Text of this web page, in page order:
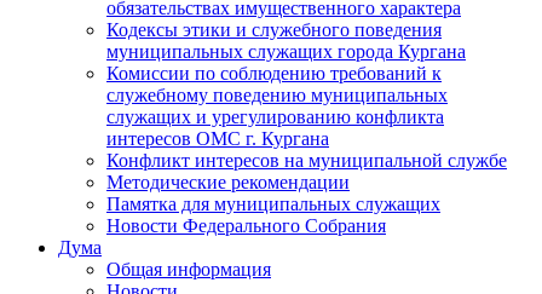
обязательствах имущественного характера
Кодексы этики и служебного поведения
муниципальных служащих города Кургана
Комиссии по соблюдению требований к
служебному поведению муниципальных
служащих и урегулированию конфликта
интересов ОМС г. Кургана
Конфликт интересов на муниципальной службе
Методические рекомендации
Памятка для муниципальных служащих
Новости Федерального Cобрания
Дума
Общая информация